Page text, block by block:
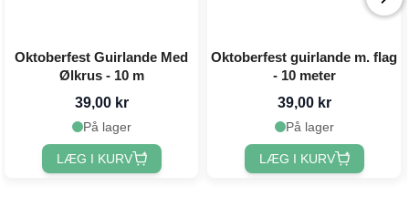
Oktoberfest Guirlande Med
Ølkrus - 10 m
39,00 kr
På lager
LÆG I KURV
Oktoberfest guirlande m. flag
- 10 meter
39,00 kr
På lager
LÆG I KURV